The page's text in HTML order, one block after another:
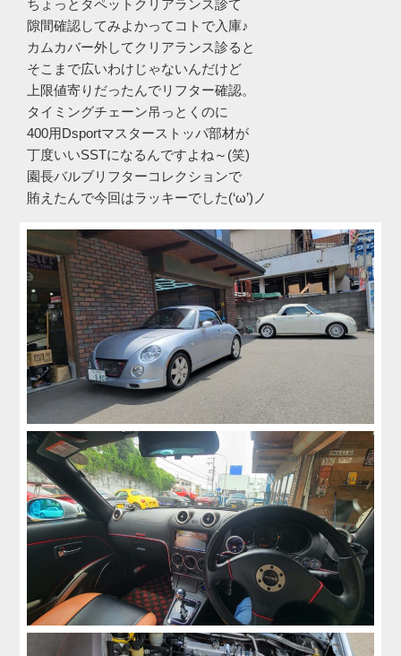
ちょっとタペットクリアランス診て
隙間確認してみよかってコトで入庫♪
カムカバー外してクリアランス診ると
そこまで広いわけじゃないんだけど
上限値寄りだったんでリフター確認。
タイミングチェーン吊っとくのに
400用Dsportマスターストッパ部材が
丁度いいSSTになるんですよね～(笑)
園長バルブリフターコレクションで
賄えたんで今回はラッキーでした(‘ω’)ノ